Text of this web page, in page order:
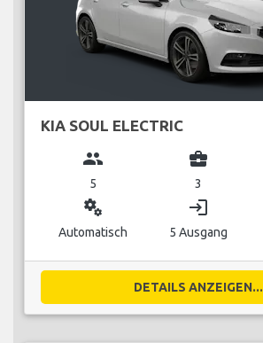
KIA SOUL ELECTRIC
group
5
business_center
3
miscellaneous_services
Automatisch
login
5 Ausgang
DETAILS ANZEIGEN...